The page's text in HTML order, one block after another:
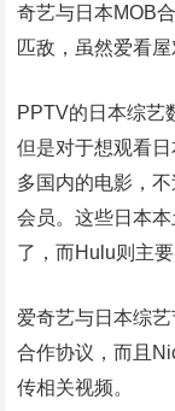
奇艺与日本MOB
匹敌，虽然爱看
PPTV的日本综艺
但是对于想观看
多国内的电影，
会员。这些日本
了，而Hulu则主
爱奇艺与日本综
合作协议，而且
传相关视频。